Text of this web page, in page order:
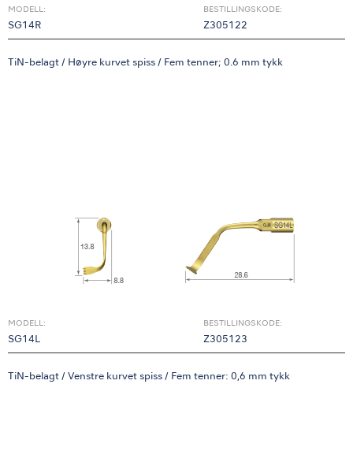
MODELL:
SG14R
BESTILLINGSKODE:
Z305122
TiN-belagt / Høyre kurvet spiss / Fem tenner; 0.6 mm tykk
MODELL:
SG14L
BESTILLINGSKODE:
Z305123
TiN-belagt / Venstre kurvet spiss / Fem tenner: 0,6 mm tykk